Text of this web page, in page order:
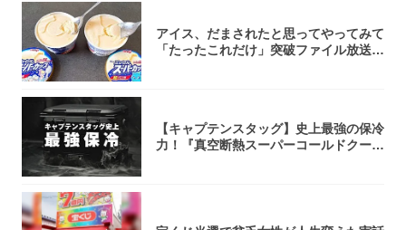
アイス、だまされたと思ってやってみて
「たったこれだけ」突破ファイル放送で
【キャプテンスタッグ】史上最強の保冷
力！『真空断熱スーパーコールドクーラ